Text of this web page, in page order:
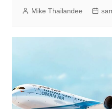
Mike Thailandee